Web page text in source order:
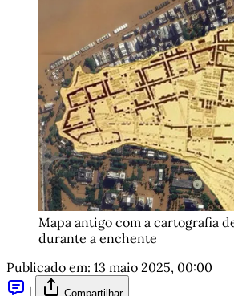
Mapa antigo com a cartografia
durante a enchente
Publicado em: 13 maio 2025, 00:00
|
Compartilhar